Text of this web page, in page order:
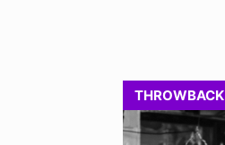
THROWBACK